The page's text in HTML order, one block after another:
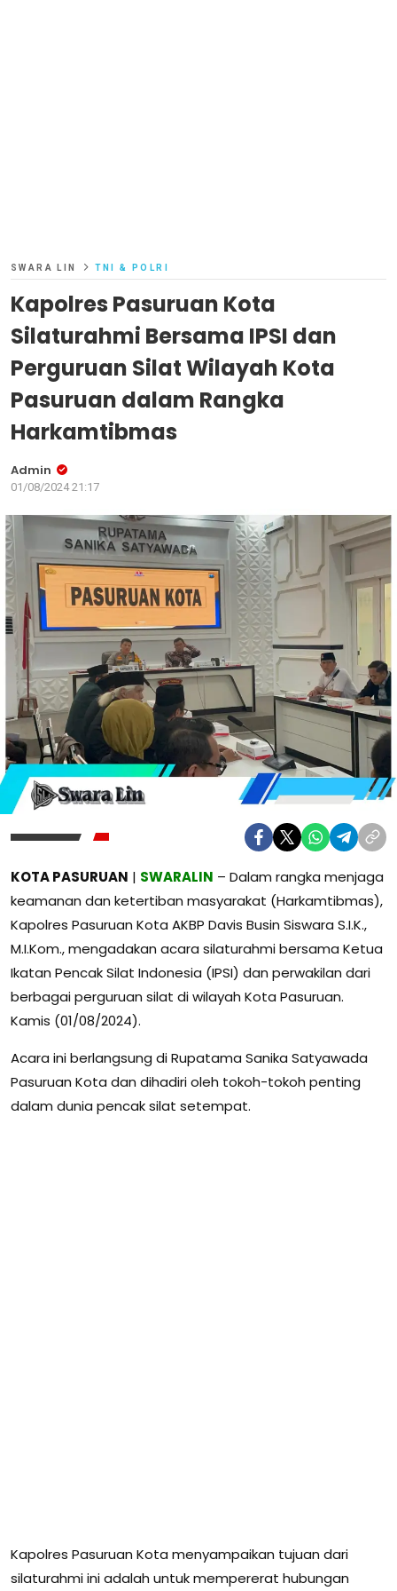
SWARA LIN TNI & POLRI
Kapolres Pasuruan Kota
Silaturahmi Bersama IPSI dan
Perguruan Silat Wilayah Kota
Pasuruan dalam Rangka
Harkamtibmas
Admin
01/08/2024 21:17
KOTA PASURUAN | SWARALIN – Dalam rangka menjaga
keamanan dan ketertiban masyarakat (Harkamtibmas),
Kapolres Pasuruan Kota AKBP Davis Busin Siswara S.I.K.,
M.I.Kom., mengadakan acara silaturahmi bersama Ketua
Ikatan Pencak Silat Indonesia (IPSI) dan perwakilan dari
berbagai perguruan silat di wilayah Kota Pasuruan.
Kamis (01/08/2024).
Acara ini berlangsung di Rupatama Sanika Satyawada
Pasuruan Kota dan dihadiri oleh tokoh-tokoh penting
dalam dunia pencak silat setempat.
Kapolres Pasuruan Kota menyampaikan tujuan dari
silaturahmi ini adalah untuk mempererat hubungan